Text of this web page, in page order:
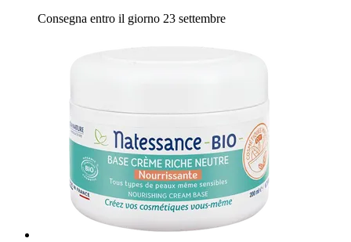
Consegna entro il giorno 23 settembre